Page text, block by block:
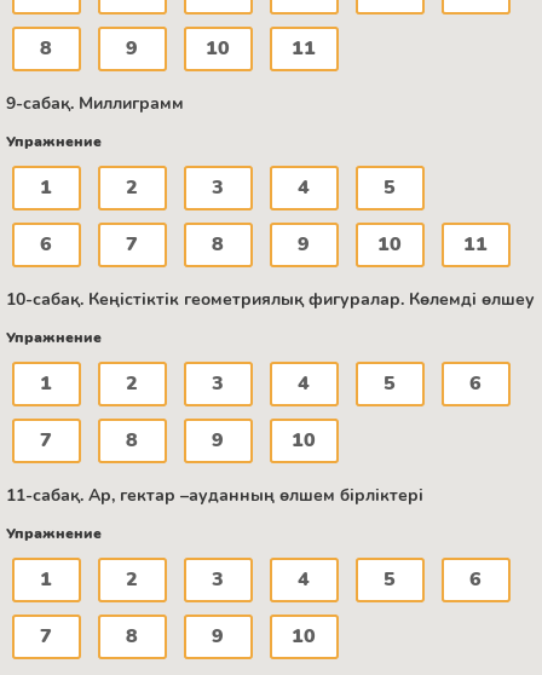
8 9 10 11
9-сабақ. Миллиграмм
Упражнение
1 2 3 4 5
6 7 8 9 10 11
10-сабақ. Кеңістіктік геометриялық фигуралар. Көлемді өлшеу
Упражнение
1 2 3 4 5 6
7 8 9 10
11-сабақ. Ар, гектар –ауданның өлшем бірліктері
Упражнение
1 2 3 4 5 6
7 8 9 10